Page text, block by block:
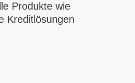
Produkte wie
Kreditlösungen